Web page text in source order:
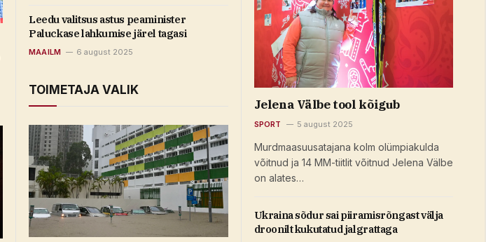
Leedu valitsus astus peaminister
Paluckase lahkumise järel tagasi
MAAILM 6 august 2025
TOIMETAJA VALIK
Jelena Välbe tool kõigub
SPORT 5 august 2025
Murdmaasuusatajana kolm olümpiakulda
võitnud ja 14 MM-tiitlit võitnud Jelena Välbe
on alates…
Ukraina sõdur sai piiramisrõngast välja
droonilt kukutatud jalgrattaga